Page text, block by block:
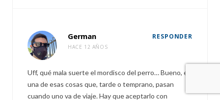
German
HACE 12 AÑOS
RESPONDER
Uff, qué mala suerte el mordisco del perro… Bueno, es
una de esas cosas que, tarde o temprano, pasan
cuando uno va de viaje. Hay que aceptarlo con